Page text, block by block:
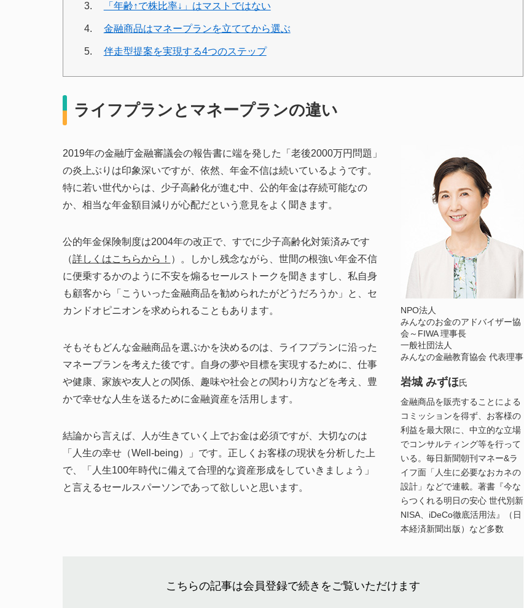
「年齢↑で株比率↓」はマストではない
金融商品はマネープランを立ててから選ぶ
伴走型提案を実現する4つのステップ
ライフプランとマネープランの違い
NPO法人
みんなのお金のアドバイザー協
会～FIWA 理事長
一般社団法人
みんなの金融教育協会 代表理事
岩城 みずほ氏
金融商品を販売することによる
コミッションを得ず、お客様の
利益を最大限に、中立的な立場
でコンサルティング等を行って
いる。毎日新聞朝刊マネー&ラ
イフ面「人生に必要なおカネの
設計」などで連載。著書『今な
らつくれる明日の安心 世代別新
NISA、iDeCo徹底活用法』（日
本経済新聞出版）など多数
2019年の金融庁金融審議会の報告書に端を発した「老後2000万円問題」
の炎上ぶりは印象深いですが、依然、年金不信は続いているようです。
特に若い世代からは、少子高齢化が進む中、公的年金は存続可能なの
か、相当な年金額目減りが心配だという意見をよく聞きます。
公的年金保険制度は2004年の改正で、すでに少子高齢化対策済みです
（詳しくはこちらから！ ）。しかし残念ながら、世間の根強い年金不信
に便乗するかのように不安を煽るセールストークを聞きますし、私自身
も顧客から「こういった金融商品を勧められたがどうだろうか」と、セ
カンドオピニオンを求められることもあります。
そもそもどんな金融商品を選ぶかを決めるのは、ライフプランに沿った
マネープランを考えた後です。自身の夢や目標を実現するために、仕事
や健康、家族や友人との関係、趣味や社会との関わり方などを考え、豊
かで幸せな人生を送るために金融資産を活用します。
結論から言えば、人が生きていく上でお金は必須ですが、大切なのは
「人生の幸せ（Well-being）」です。正しくお客様の現状を分析した上
で、「人生100年時代に備えて合理的な資産形成をしていきましょう」
と言えるセールスパーソンであって欲しいと思います。
こちらの記事は会員登録で続きをご覧いただけます